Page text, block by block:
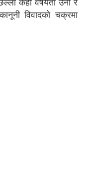
विवादको चक्रमा